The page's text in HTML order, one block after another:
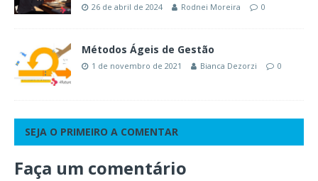
26 de abril de 2024 Rodnei Moreira 0
Métodos Ágeis de Gestão
1 de novembro de 2021 Bianca Dezorzi 0
SEJA O PRIMEIRO A COMENTAR
Faça um comentário